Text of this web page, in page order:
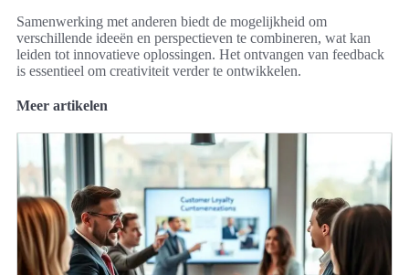
Samenwerking met anderen biedt de mogelijkheid om
verschillende ideeën en perspectieven te combineren, wat kan
leiden tot innovatieve oplossingen. Het ontvangen van feedback
is essentieel om creativiteit verder te ontwikkelen.
Meer artikelen